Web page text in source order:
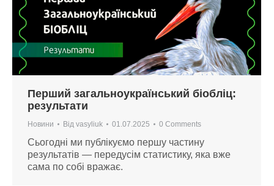
Перший загальноукраїнський біобліц:
результати
Новини Від vasyliuk 01.07.2025 0 Comments
Сьогодні ми публікуємо першу частину
результатів — передусім статистику, яка вже
сама по собі вражає.